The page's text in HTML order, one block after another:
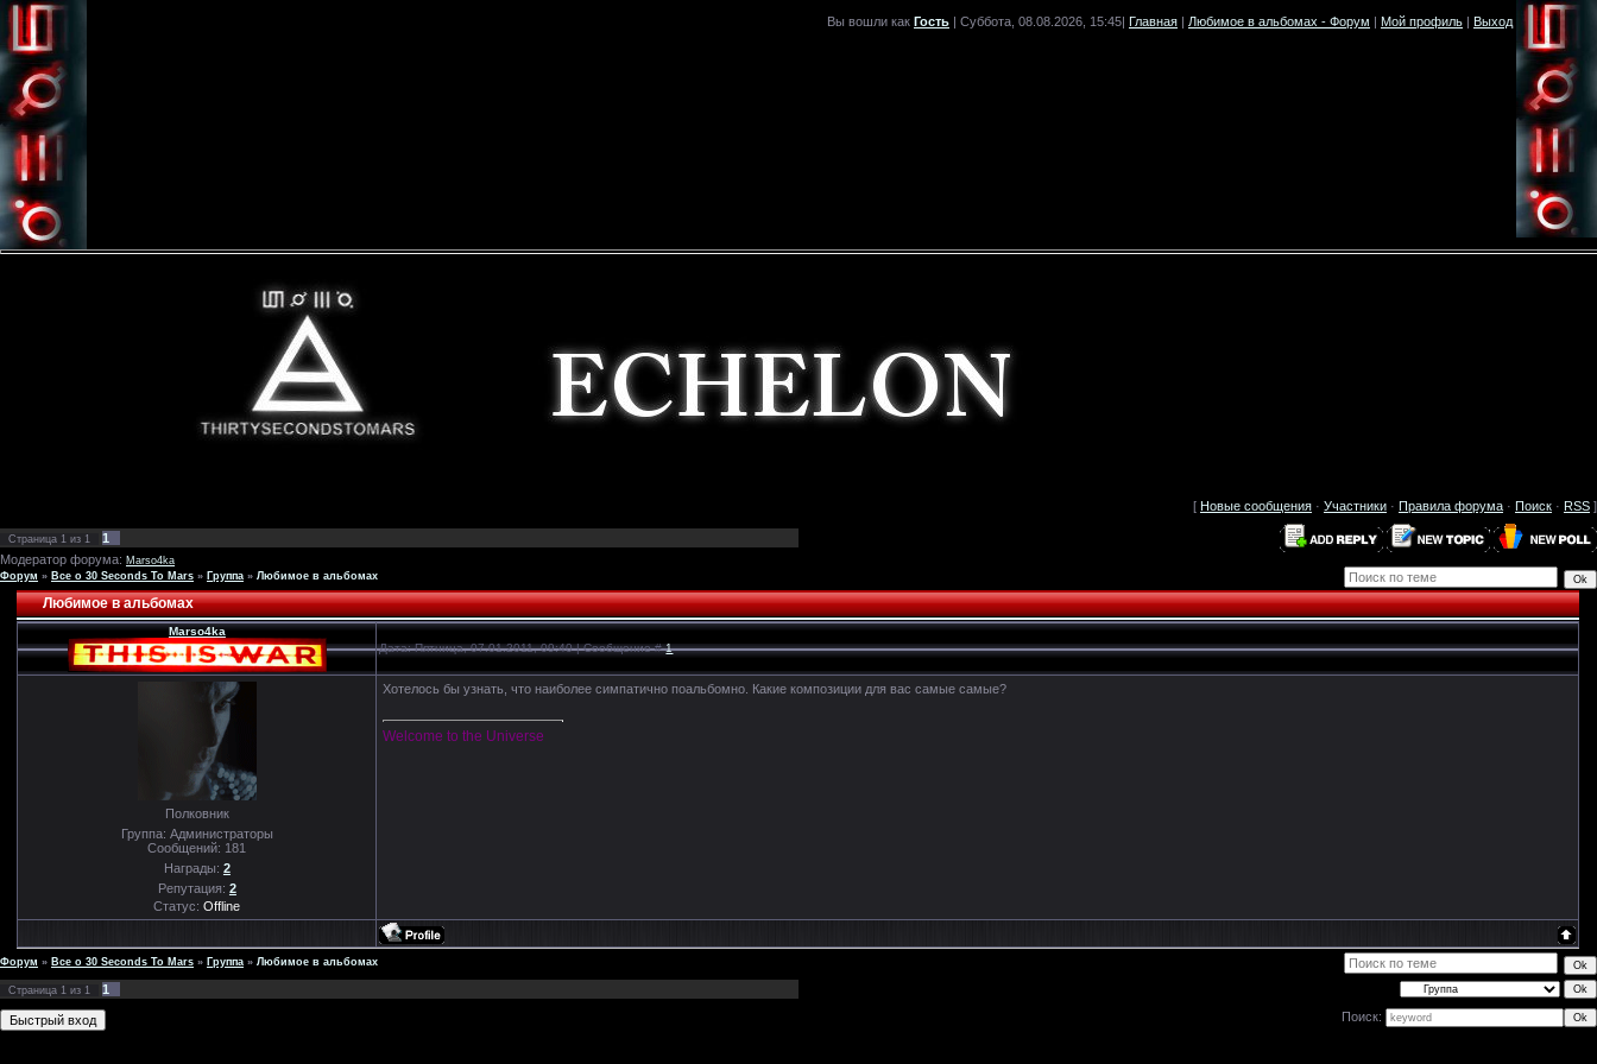
Вы вошли как Гость | Суббота, 08.08.2026, 15:45| Главная | Любимое в альбомах - Форум | Мой профиль | Выход
[ Новые сообщения · Участники · Правила форума · Поиск · RSS ]
Страница 1 из 1
1
Модератор форума: Marso4ka
Форум » Все о 30 Seconds To Mars » Группа » Любимое в альбомах
Любимое в альбомах
Marso4ka
Дата: Пятница, 07.01.2011, 09:40 | Сообщение #1
Полковник
Группа: Администраторы
Сообщений: 181
Награды: 2
Репутация: 2
Статус:Offline
Хотелось бы узнать, что наиболее симпатично поальбомно. Какие композиции для вас самые самые?
Welcome to the Universe
Форум » Все о 30 Seconds To Mars » Группа » Любимое в альбомах
Страница 1 из 1
1
Поиск: